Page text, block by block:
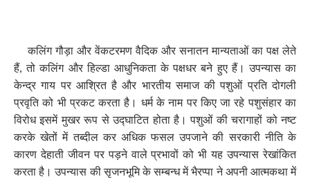
कलिंग गौड़ा और वेंकटरमण वैदिक और सनातन मान्यताओं का पक्ष लेते
हैं,तो कलिंग और हिल्डा आधुनिकता के पक्षधर बने हुए हैं। उपन्यास का
केन्द्र गाय पर आश्रित है और भारतीय समाज की पशुओं प्रति दोगली
प्रवृति को भी प्रकट करता है। धर्म के नाम पर किए जा रहे पशुसंहार का
विरोध इसमें मुखर रूप से उद्घाटित होता है। पशुओं की चरागाहों को नष्ट
करके खेतों में तब्दील कर अधिक फसल उपजाने की सरकारी नीति के
कारण देहाती जीवन पर पड़ने वाले प्रभावों को भी यह उपन्यास रेखांकित
करता है। उपन्यास की सृजनभूमि के सम्बन्ध में भैरप्पा ने अपनी आत्मकथा में